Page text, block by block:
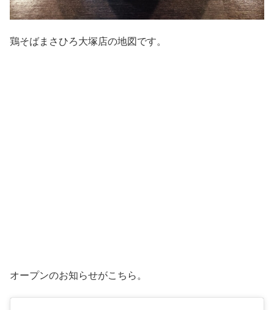
鶏そばまさひろ大塚店の地図です。
オープンのお知らせがこちら。